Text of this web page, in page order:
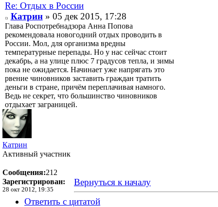
Re: Отдых в России
Катрин» 05 дек 2015, 17:28
Глава Роспотребнадзора Анна Попова
рекомендовала новогодний отдых проводить в
России. Мол, для организма вредны
температурные перепады. Но у нас сейчас стоит
декабрь, а на улице плюс 7 градусов тепла, и зимы
пока не ожидается. Начинает уже напрягать это
рвение чиновников заставить граждан тратить
деньги в стране, причём переплачивая намного.
Ведь не секрет, что большинство чиновников
отдыхает заграницей.
Катрин
Активный участник
Сообщения:212
Зарегистрирован:
28 окт 2012, 19:35
Вернуться к началу
Ответить с цитатой